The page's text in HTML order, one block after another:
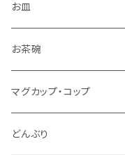
お皿
角皿
丸皿
仕切り皿
お茶碗
大サイズ
小サイズ
マグカップ・コップ
マグカップ（大）
どんぶり